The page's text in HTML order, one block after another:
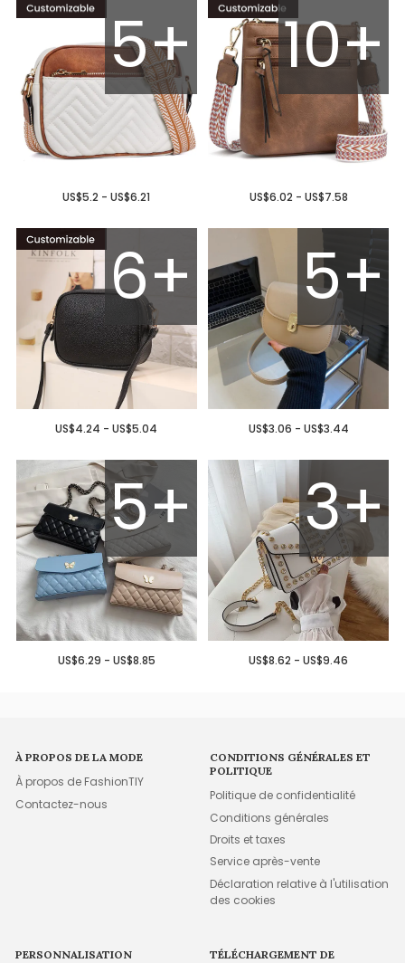
5+
US$5.2 - US$6.21
10+
US$6.02 - US$7.58
6+
US$4.24 - US$5.04
5+
US$3.06 - US$3.44
5+
US$6.29 - US$8.85
3+
US$8.62 - US$9.46
À PROPOS DE LA MODE
À propos de FashionTIY
Contactez-nous
CONDITIONS GÉNÉRALES ET
POLITIQUE
Politique de confidentialité
Conditions générales
Droits et taxes
Service après-vente
Déclaration relative à l'utilisation
des cookies
PERSONNALISATION
TÉLÉCHARGEMENT DE